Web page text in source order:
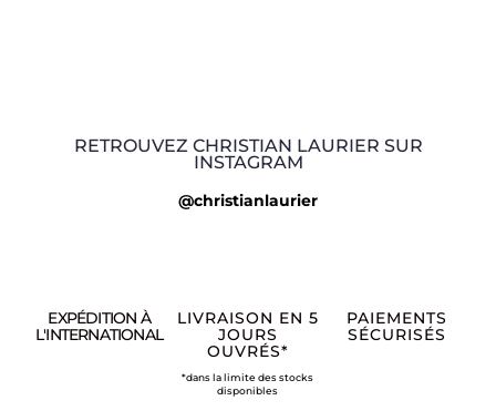
RETROUVEZ CHRISTIAN LAURIER SUR
INSTAGRAM
@christianlaurier
EXPÉDITION À
L'INTERNATIONAL
LIVRAISON EN 5
JOURS
OUVRÉS*
*dans la limite des stocks
disponibles
PAIEMENTS
SÉCURISÉS